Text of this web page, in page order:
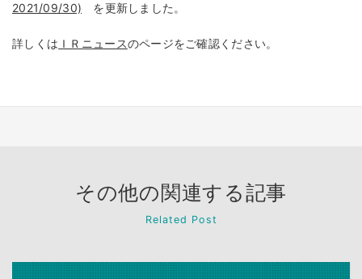
2021/09/30) を更新しました。
詳しくは ＩＲニュースのページをご確認ください。
その他の関連する記事
Related Post